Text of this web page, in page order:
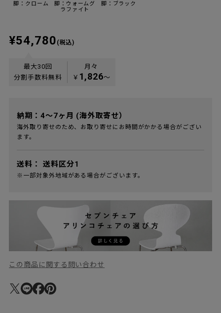
脚：クローム
脚：ウォームグ
ラファイト
脚：ブラック
¥54,780 (税込)
最大30回
分割手数料無料
月々
￥ 1,826〜
納期：4～7ヶ月 (海外取寄せ）
海外取り寄せのため、お取り寄せにお時間がかかる場合がござい
ます。
送料： 送料区分1
※一部対象外地域がある場合がございます。
この商品に関する問い合わせ